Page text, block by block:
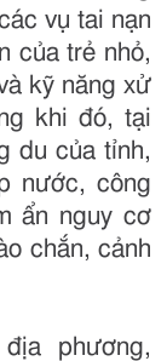
vụ tai nạn
của trẻ nhỏ,
kỹ năng xử
khi đó, tại
du của tỉnh,
nước, công
ẩn nguy cơ
chắn, cảnh
phương,